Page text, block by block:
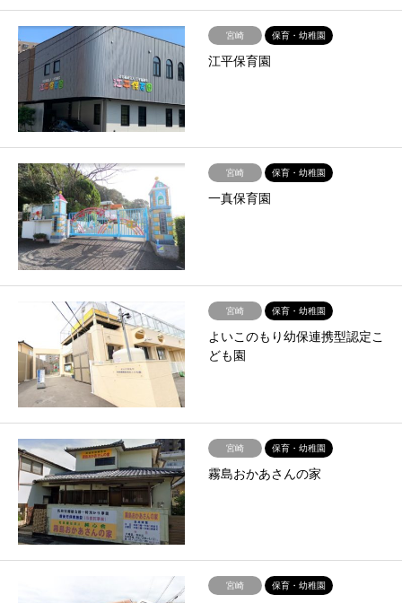
宮崎 保育・幼稚園
江平保育園
宮崎 保育・幼稚園
一真保育園
宮崎 保育・幼稚園
よいこのもり幼保連携型認定こ
ども園
宮崎 保育・幼稚園
霧島おかあさんの家
宮崎 保育・幼稚園